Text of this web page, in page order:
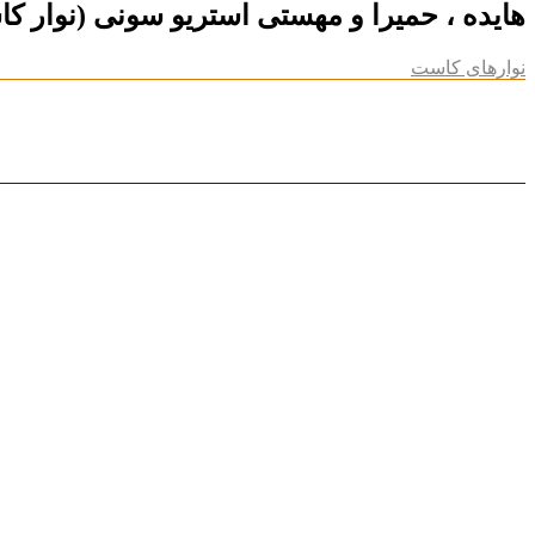
هایده ، حمیرا و مهستی استریو سونی (نوار
نوارهای کاست